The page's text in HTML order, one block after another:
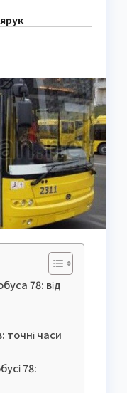
78: від
точні часи
78: